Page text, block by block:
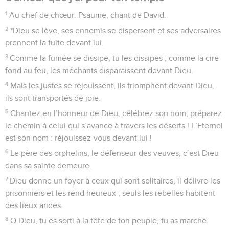
1 Au chef de chœur. Psaume, chant de David.
2 *Dieu se lève, ses ennemis se dispersent et ses adversaires
prennent la fuite devant lui.
3 Comme la fumée se dissipe, tu les dissipes ; comme la cire
fond au feu, les méchants disparaissent devant Dieu.
4 Mais les justes se réjouissent, ils triomphent devant Dieu,
ils sont transportés de joie.
5 Chantez en l’honneur de Dieu, célébrez son nom, préparez
le chemin à celui qui s’avance à travers les déserts ! L’Eternel
est son nom : réjouissez-vous devant lui !
6 Le père des orphelins, le défenseur des veuves, c’est Dieu
dans sa sainte demeure.
7 Dieu donne un foyer à ceux qui sont solitaires, il délivre les
prisonniers et les rend heureux ; seuls les rebelles habitent
des lieux arides.
8 O Dieu, tu es sorti à la tête de ton peuple, tu as marché